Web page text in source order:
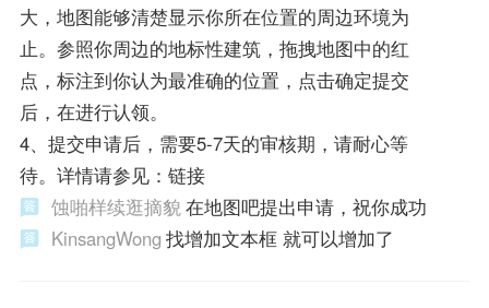
大，地图能够清楚显示你所在位置的周边环境为
止。参照你周边的地标性建筑，拖拽地图中的红
点，标注到你认为最准确的位置，点击确定提交
后，在进行认领。
4、提交申请后，需要5-7天的审核期，请耐心等
待。详情请参见：链接
蚀啪样续逛摘貌在地图吧提出申请，祝你成功
KinsangWong 找增加文本框 就可以增加了